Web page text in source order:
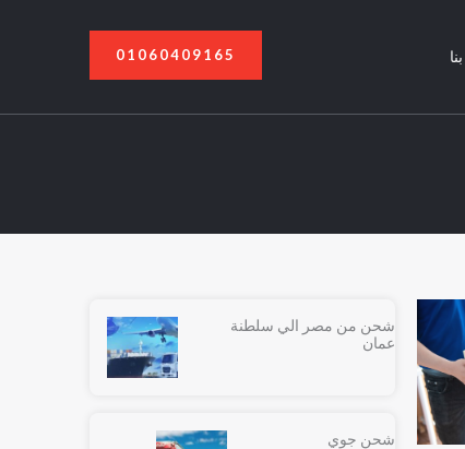
01060409165
شحن من مصر الي سلطنة
عمان
شحن جوي